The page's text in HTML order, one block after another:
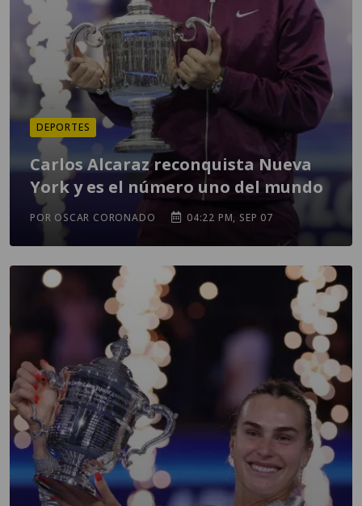
DEPORTES
Carlos Alcaraz reconquista Nueva
York y es el número uno del mundo
POR OSCAR CORONADO 04:22 PM, SEP 07